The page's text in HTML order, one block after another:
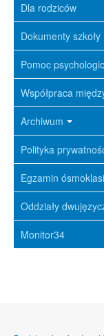
Dla rodziców
Dokumenty szkoły
Pomoc
Współpraca
Archiwum
Polityka
Egzamin
Oddziały
Monitor34